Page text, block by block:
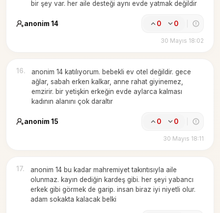
bir şey var. her aile desteği aynı evde yatmak değildir
anonim 14 0 0
30 Mayıs 18:02
16.
anonim 14 katılıyorum. bebekli ev otel değildir. gece
ağlar, sabah erken kalkar, anne rahat giyinemez,
emzirir. bir yetişkin erkeğin evde aylarca kalması
kadının alanını çok daraltır
anonim 15 0 0
30 Mayıs 18:11
17.
anonim 14 bu kadar mahremiyet takıntısıyla aile
olunmaz. kayın dediğin kardeş gibi. her şeyi yabancı
erkek gibi görmek de garip. insan biraz iyi niyetli olur.
adam sokakta kalacak belki